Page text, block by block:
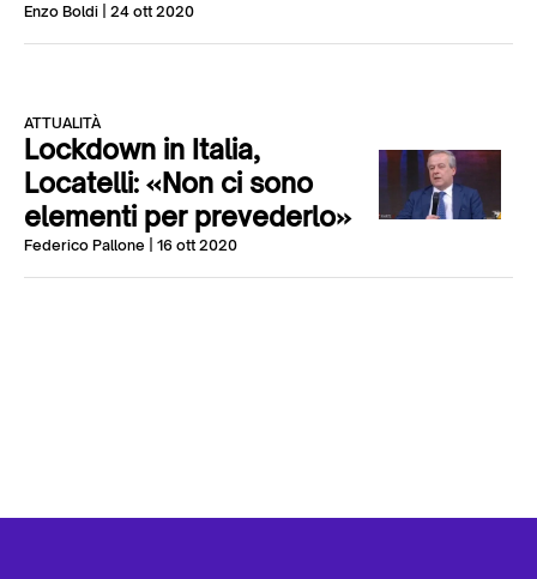
Enzo Boldi | 24 ott 2020
ATTUALITÀ
Lockdown in Italia,
Locatelli: «Non ci sono
elementi per prevederlo»
Federico Pallone | 16 ott 2020